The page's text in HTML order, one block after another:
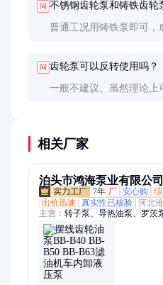
问 不锈钢齿轮泵和铸铁齿轮
普通工况用铸铁泵即可，
问 齿轮泵可以反转使用吗？
一般不建议。虽然理论上
相关厂家
泊头市鸿海泵业有限公司
7年 厂 安心购
出价迅速
真实性已核验 河北
主营： 转子泵、导热油泵、罗茨
泵、螺杆泵、圆弧泵、软管泵、
泵、输送泵、增压泵、重油泵、
泵、叶轮泵、汽油泵、液压泵、